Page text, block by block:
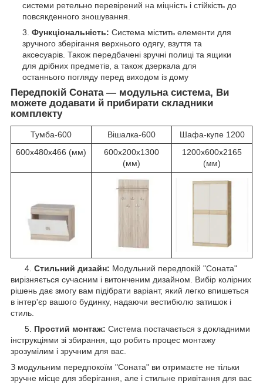
системи ретельно перевірений на міцність і стійкість до
повсякденного зношування.
Функціональність: Система містить елементи для
зручного зберігання верхнього одягу, взуття та
аксесуарів. Також передбачені зручні полиці та ящики
для дрібних предметів, а також дзеркала для
останнього погляду перед виходом із дому
Передпокій Соната — модульна система, Ви
можете додавати й прибирати складники
комплекту
Тумба-600 Вішалка-600
Шафа-купе 1200
600х480х466 (мм)
600х200х1300
(мм)
1200х600х2165
(мм)
4. Стильний дизайн: Модульний передпокій "Соната"
вирізняється сучасним і витонченим дизайном. Вибір колірних
рішень дає змогу вам підібрати варіант, який легко впишеться
в інтер'єр вашого будинку, надаючи вестибюлю затишок і
стиль.
5. Простий монтаж: Система постачається з докладними
інструкціями зі збирання, що робить процес монтажу
зрозумілим і зручним для вас.
З модульним передпокоїм "Соната" ви отримаєте не тільки
зручне місце для зберігання, але і стильне привітання для вас